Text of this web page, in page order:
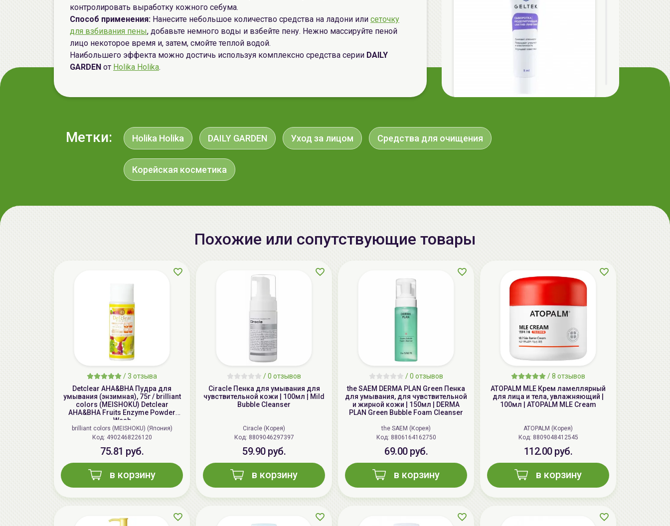
контролировать выработку кожного себума.
Способ применения: Нанесите небольшое количество средства на ладони или сеточку
для взбивания пены, добавьте немного воды и взбейте пену. Нежно массируйте пеной
лицо некоторое время и, затем, смойте теплой водой.
Наибольшего эффекта можно достичь используя комплексно средства серии DAILY
GARDEN от Holika Holika.
9.90 руб.
15.96 руб.
The U Крем с центеллой Keep Calm
36.40 руб. -10%
пектиновая, 200г, GELTEK
Метки: Holika Holika DAILY GARDEN Уход за лицом Средства для очищения
Корейская косметика
Похожие или сопутствующие товары
/3 отзыва
Detclear AHA&BHA Пудра для
умывания (энзимная), 75г / brilliant
colors (MEISHOKU) Detclear
AHA&BHA Fruits Enzyme Powder
Wash
brilliant colors (MEISHOKU) (Япония)
Код: 4902468226120
75.81 руб.
в корзину
/0 отзывов
Ciracle Пенка для умывания для
чувствительной кожи | 100мл | Mild
Bubble Cleanser
Ciracle (Корея)
Код: 8809046297397
59.90 руб.
в корзину
/0 отзывов
the SAEM DERMA PLAN Green Пенка
для умывания, для чувствительной
и жирной кожи | 150мл | DERMA
PLAN Green Bubble Foam Cleanser
the SAEM (Корея)
Код: 8806164162750
69.00 руб.
в корзину
/8 отзывов
ATOPALM MLE Крем ламеллярный
для лица и тела, увлажняющий |
100мл | ATOPALM MLE Cream
ATOPALM (Корея)
Код: 8809048412545
112.00 руб.
в корзину